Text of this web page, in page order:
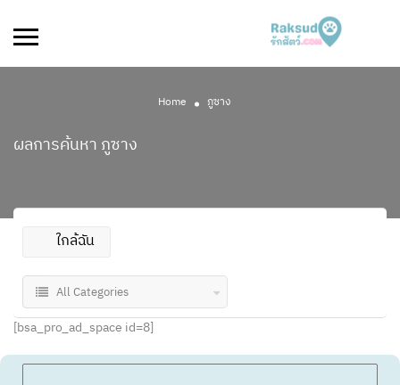
Home ภูซาง
ผลการค้นหา ภูซาง
ใกล้ฉัน
All Categories
[bsa_pro_ad_space id=8]